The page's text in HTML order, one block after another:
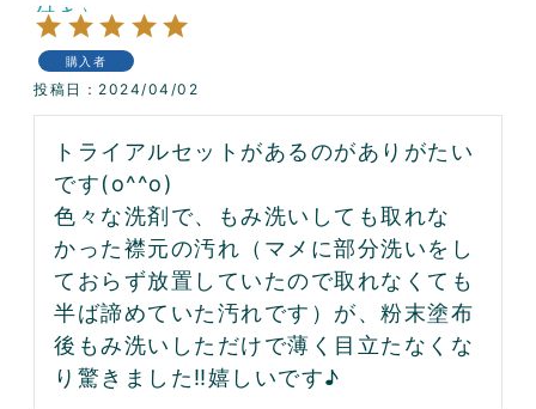
付き）
購入者
投稿日 2024/04/02
トライアルセットがあるのがありがたい
です(o^^o)
色々な洗剤で、もみ洗いしても取れな
かった襟元の汚れ（マメに部分洗いをし
ておらず放置していたので取れなくても
半ば諦めていた汚れです）が、粉末塗布
後もみ洗いしただけで薄く目立たなくな
り驚きました‼︎嬉しいです♪